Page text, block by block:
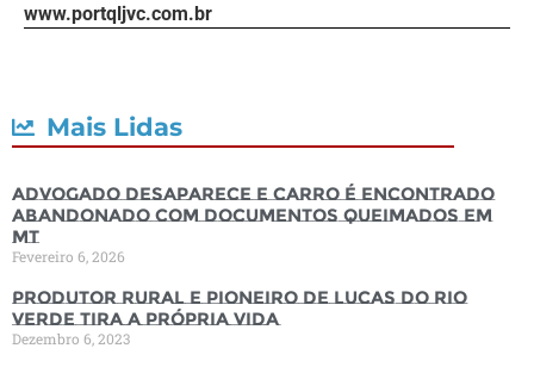
www.portqljvc.com.br
Mais Lidas
Advogado desaparece e carro é encontrado
abandonado com documentos queimados em
MT
Fevereiro 6, 2026
Produtor rural e pioneiro de Lucas do Rio
Verde tira a própria vida
Dezembro 6, 2023